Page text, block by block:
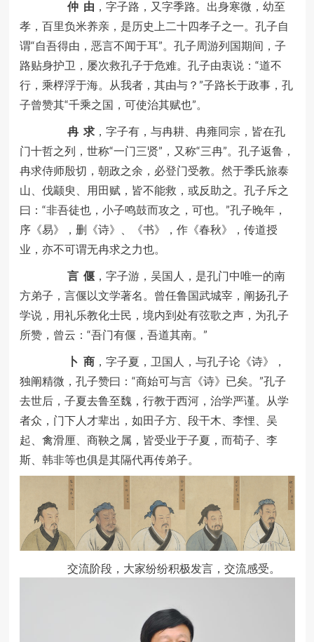
仲 由 ，字子路，又字季路。出身寒微，幼至
孝，百里负米养亲，是历史上二十四孝子之一。孔子自
谓“自吾得由，恶言不闻于耳”。孔子周游列国期间，子
路贴身护卫，屡次救孔子于危难。孔子由衷说：“道不
行，乘桴浮于海。从我者，其由与？”子路长于政事，孔
子曾赞其“千乘之国，可使治其赋也”。
冉 求，字子有，与冉耕、冉雍同宗，皆在孔
门十哲之列，世称“一门三贤”，又称“三冉”。孔子返鲁，
冉求侍师殷切，朝政之余，必登门受教。然于季氏旅泰
山、伐颛臾、用田赋，皆不能救，或反助之。孔子斥之
曰：“非吾徒也，小子鸣鼓而攻之，可也。”孔子晚年，
序《易》，删《诗》、《书》，作《春秋》，传道授
业，亦不可谓无冉求之力也。
言 偃，字子游，吴国人，是孔门中唯一的南
方弟子，言偃以文学著名。曾任鲁国武城宰，阐扬孔子
学说，用礼乐教化士民，境内到处有弦歌之声，为孔子
所赞，曾云：“吾门有偃，吾道其南。”
卜 商，字子夏，卫国人，与孔子论《诗》，
独阐精微，孔子赞曰：“商始可与言《诗》已矣。”孔子
去世后，子夏去鲁至魏，行教于西河，治学严谨。从学
者众，门下人才辈出，如田子方、段干木、李悝、吴
起、禽滑厘、商鞅之属，皆受业于子夏，而荀子、李
斯、韩非等也俱是其隔代再传弟子。
交流阶段，大家纷纷积极发言，交流感受。